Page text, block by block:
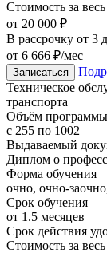
Стоимость за
от 20 000 ₽
В рассрочку от 3
от 6 666 ₽/мес
Записаться
Техническое
транспорта
Объём программы
с 255 по 1002
Выдаваемый
Диплом о
Форма обучения
очно, очно-
Срок обучения
от 1.5 месяцев
Срок действия
Стоимость за